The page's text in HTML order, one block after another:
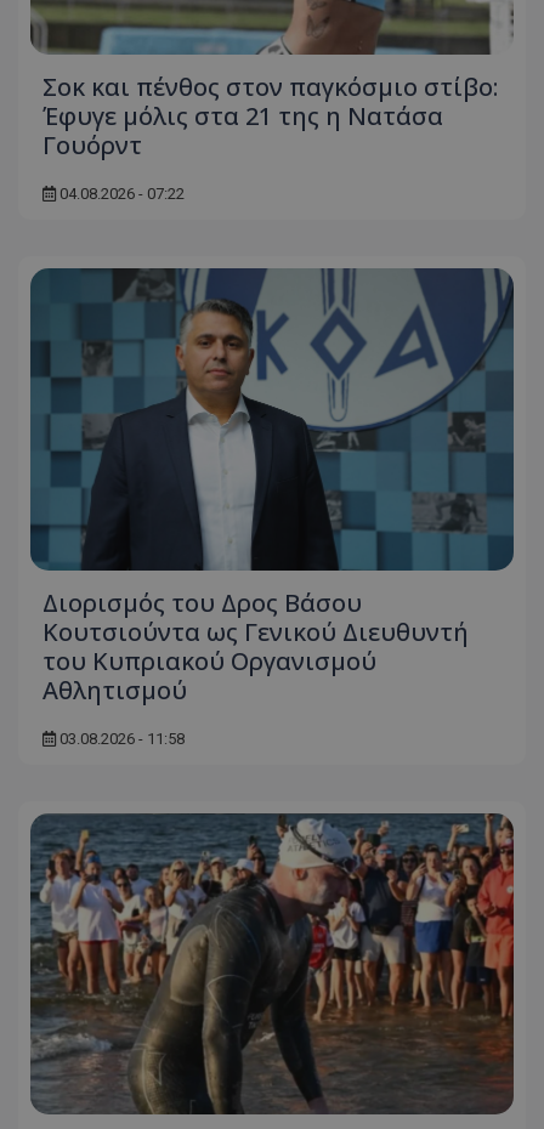
Σοκ και πένθος στον παγκόσμιο στίβο:
Έφυγε μόλις στα 21 της η Νατάσα
Γουόρντ
04.08.2026 - 07:22
Διορισμός του Δρος Βάσου
Κουτσιούντα ως Γενικού Διευθυντή
του Κυπριακού Οργανισμού
Αθλητισμού
03.08.2026 - 11:58